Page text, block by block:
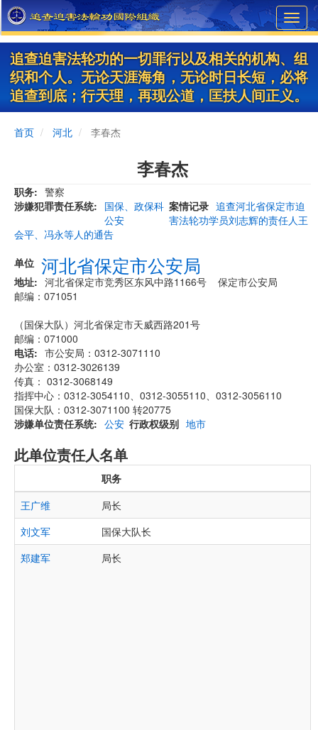
Skip
to
main
content
追查迫害法轮功的一切罪行以及相关的机构、组
织和个人。无论天涯海角，无论时日长短，必将
追查到底；行天理，再现公道，匡扶人间正义。
首页 河北 李春杰
李春杰
职务
警察
涉嫌犯罪责任系统
国保、政保科
公安
案情记录 追查河北省保定市迫
害法轮功学员刘志辉的责任人王
会平、冯永等人的通告
单位 河北省保定市公安局
地址
河北省保定市竞秀区东风中路1166号 保定市公安局
邮编：071051
（国保大队）河北省保定市天威西路201号
邮编：071000
电话
市公安局：0312-3071110
办公室：0312-3026139
传真： 0312-3068149
指挥中心：0312-3054110、0312-3055110、0312-3056110
国保大队：0312-3071100 转20775
涉嫌单位责任系统
公安 行政权级别 地市
此单位责任人名单
职务
王广维
局长
刘文军
国保大队长
郑建军
局长